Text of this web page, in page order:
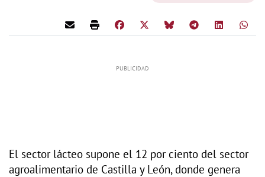
El sector lácteo supone el 12 por ciento del sector
agroalimentario de Castilla y León, donde genera